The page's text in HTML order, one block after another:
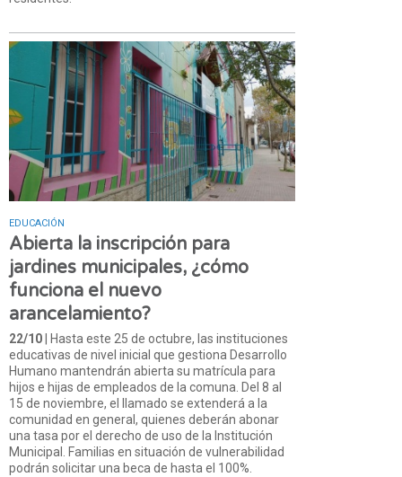
EDUCACIÓN
Abierta la inscripción para
jardines municipales, ¿cómo
funciona el nuevo
arancelamiento?
22/10 | Hasta este 25 de octubre, las instituciones
educativas de nivel inicial que gestiona Desarrollo
Humano mantendrán abierta su matrícula para
hijos e hijas de empleados de la comuna. Del 8 al
15 de noviembre, el llamado se extenderá a la
comunidad en general, quienes deberán abonar
una tasa por el derecho de uso de la Institución
Municipal. Familias en situación de vulnerabilidad
podrán solicitar una beca de hasta el 100%.